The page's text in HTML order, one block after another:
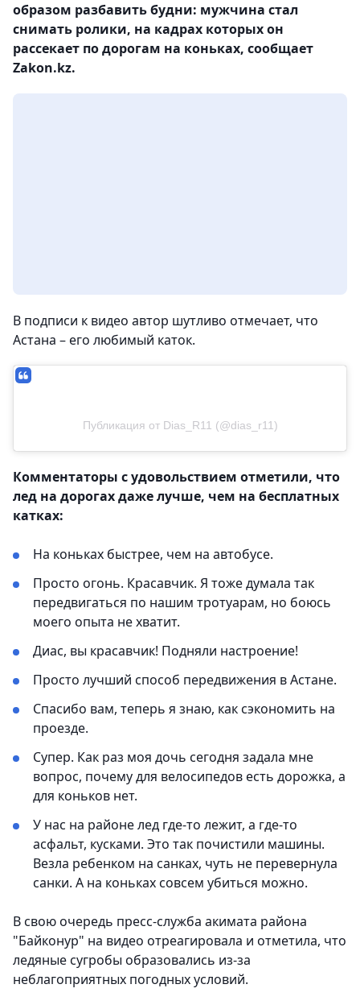
образом разбавить будни: мужчина стал
снимать ролики, на кадрах которых он
рассекает по дорогам на коньках, сообщает
Zakon.kz.
В подписи к видео автор шутливо отмечает, что
Астана – его любимый каток.
Публикация от Dias_R11 (@dias_r11)
Комментаторы с удовольствием отметили, что
лед на дорогах даже лучше, чем на бесплатных
катках:
На коньках быстрее, чем на автобусе.
Просто огонь. Красавчик. Я тоже думала так
передвигаться по нашим тротуарам, но боюсь
моего опыта не хватит.
Диас, вы красавчик! Подняли настроение!
Просто лучший способ передвижения в Астане.
Спасибо вам, теперь я знаю, как сэкономить на
проезде.
Супер. Как раз моя дочь сегодня задала мне
вопрос, почему для велосипедов есть дорожка, а
для коньков нет.
У нас на районе лед где-то лежит, а где-то
асфальт, кусками. Это так почистили машины.
Везла ребенком на санках, чуть не перевернула
санки. А на коньках совсем убиться можно.
В свою очередь пресс-служба акимата района
"Байконур" на видео отреагировала и отметила, что
ледяные сугробы образовались из-за
неблагоприятных погодных условий.